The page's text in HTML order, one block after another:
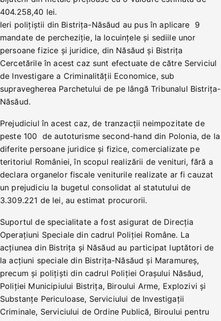
404.258,40 lei.
Ieri polițiștii din Bistrița-Năsăud au pus în aplicare 9
mandate de percheziție, la locuințele și sediile unor
persoane fizice și juridice, din Năsăud și Bistrița
Cercetările în acest caz sunt efectuate de către Serviciul
de Investigare a Criminalității Economice, sub
supravegherea Parchetului de pe lângă Tribunalul Bistrița-
Năsăud.
Prejudiciul în acest caz, de tranzacții neimpozitate de
peste 100 de autoturisme second-hand din Polonia, de la
diferite persoane juridice și fizice, comercializate pe
teritoriul României, în scopul realizării de venituri, fără a
declara organelor fiscale veniturile realizate ar fi cauzat
un prejudiciu la bugetul consolidat al statutului de
3.309.221 de lei, au estimat procurorii.
Suportul de specialitate a fost asigurat de Direcția
Operațiuni Speciale din cadrul Poliției Române. La
acțiunea din Bistrița și Năsăud au participat luptători de
la acțiuni speciale din Bistrița-Năsăud și Maramureș,
precum și polițiști din cadrul Poliției Orașului Năsăud,
Poliției Municipiului Bistrița, Biroului Arme, Explozivi și
Substanțe Periculoase, Serviciului de Investigații
Criminale, Serviciului de Ordine Publică, Biroului pentru